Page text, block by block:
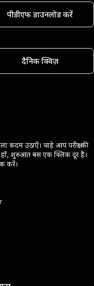
पीडीएफ डाउनलोड करें
दैनिक क्विज़
कदम उठाएँ। चाहे आप परीक्षा की
हों, शुरुआत बस एक क्लिक दूर है।
करें।